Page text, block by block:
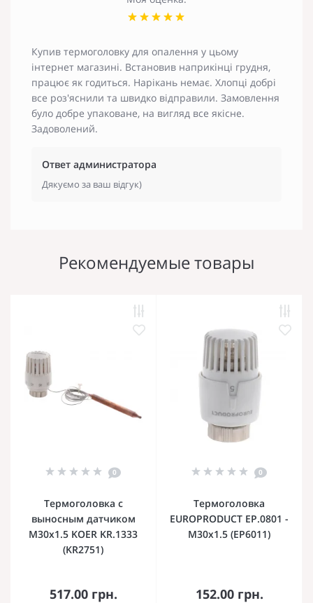
Купив термоголовку для опалення у цьому
інтернет магазині. Встановив наприкінці грудня,
працює як годиться. Нарікань немає. Хлопці добрі
все роз'яснили та швидко відправили. Замовлення
було добре упаковане, на вигляд все якісне.
Задоволений.
Ответ администратора
Дякуємо за ваш відгук)
Рекомендуемые товары
0
Термоголовка с
выносным датчиком
M30x1.5 KOER KR.1333
(KR2751)
517.00 грн.
0
Термоголовка
EUROPRODUCT EP.0801 -
M30x1.5 (EP6011)
152.00 грн.